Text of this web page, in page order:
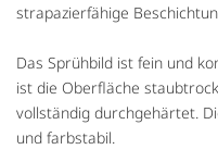
strapazierfähige
Das Sprühbild ist fein und
ist die Oberfläche
vollständig durchgehärtet.
und farbstabil.